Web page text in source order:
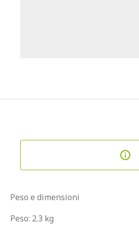
Peso e dimensioni
Peso: 2.3 kg